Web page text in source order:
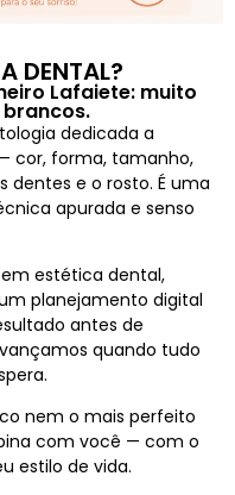
DENTAL?
Lafaiete: muito
dedicada a
cor, forma, tamanho,
e o rosto. É uma
apurada e senso
estética dental,
planejamento digital
antes de
quando tudo
nem o mais perfeito
com você — com o
estilo de vida.